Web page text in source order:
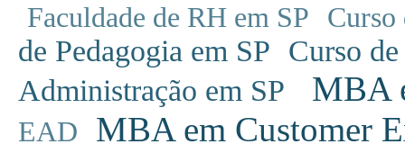
Faculdade de RH em SP Curso
de Pedagogia em SP Curso
Administração em SP
MBA
EAD MBA em Customer